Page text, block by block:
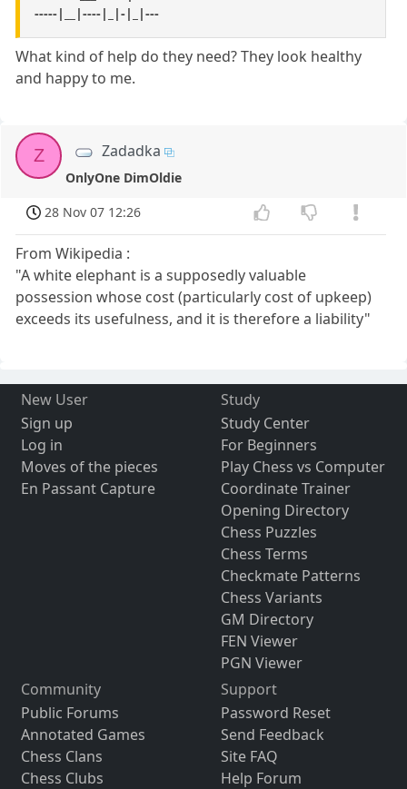
-----|__|----|_|-|_|---
What kind of help do they need? They look healthy
and happy to me.
Z Zadadka
OnlyOne DimOldie
28 Nov 07 12:26
From Wikipedia :
"A white elephant is a supposedly valuable
possession whose cost (particularly cost of upkeep)
exceeds its usefulness, and it is therefore a liability"
New User
Sign up
Log in
Moves of the pieces
En Passant Capture
Study
Study Center
For Beginners
Play Chess vs Computer
Coordinate Trainer
Opening Directory
Chess Puzzles
Chess Terms
Checkmate Patterns
Chess Variants
GM Directory
FEN Viewer
PGN Viewer
Community
Public Forums
Annotated Games
Chess Clans
Chess Clubs
Support
Password Reset
Send Feedback
Site FAQ
Help Forum